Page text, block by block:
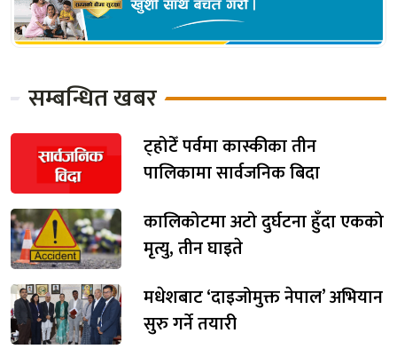
सम्बन्धित खबर
ट्होटेँ पर्वमा कास्कीका तीन
पालिकामा सार्वजनिक बिदा
कालिकोटमा अटो दुर्घटना हुँदा एकको
मृत्यु, तीन घाइते
मधेशबाट ‘दाइजोमुक्त नेपाल’ अभियान
सुरु गर्ने तयारी